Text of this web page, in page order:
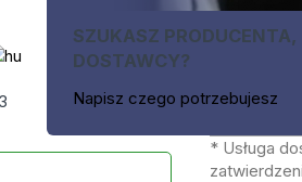
SZUKASZ PRODUCENTA,
DOSTAWCY?
Napisz czego potrzebujesz
* Usługa